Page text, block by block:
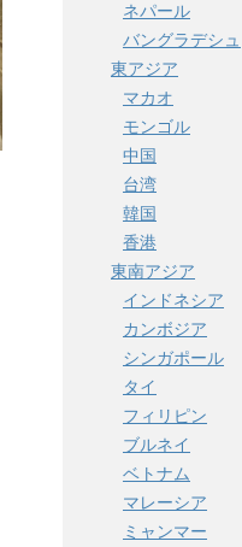
ネパール
バングラデシュ
東アジア
マカオ
モンゴル
中国
台湾
韓国
香港
東南アジア
インドネシア
カンボジア
シンガポール
タイ
フィリピン
ブルネイ
ベトナム
マレーシア
ミャンマー